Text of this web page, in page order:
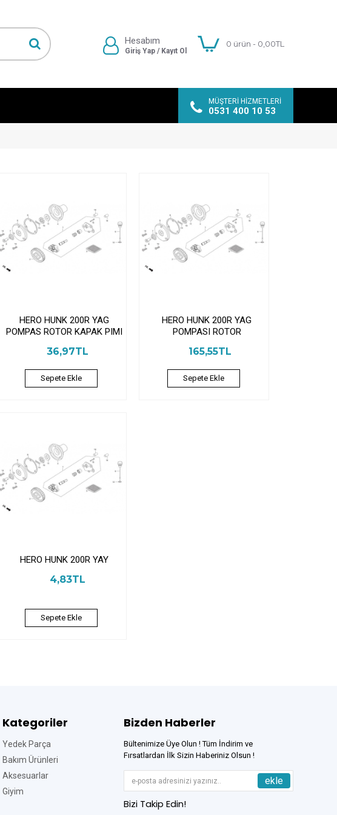
Hesabım
Giriş Yap / Kayıt Ol
0 ürün - 0,00TL
MÜŞTERI HIZMETLERI
0531 400 10 53
HERO HUNK 200R YAG
POMPAS ROTOR KAPAK PIMI
36,97TL
Sepete Ekle
HERO HUNK 200R YAG
POMPASI ROTOR
165,55TL
Sepete Ekle
HERO HUNK 200R YAY
4,83TL
Sepete Ekle
Kategoriler
Yedek Parça
Bakım Ürünleri
Aksesuarlar
Giyim
Bizden Haberler
Bültenimize Üye Olun ! Tüm İndirim ve
Fırsatlardan İlk Sizin Haberiniz Olsun !
ekle
Bizi Takip Edin!